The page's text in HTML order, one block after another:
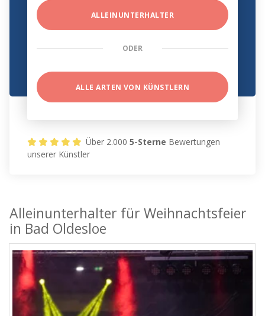
ALLEINUNTERHALTER
ODER
ALLE ARTEN VON KÜNSTLERN
Über 2.0005-Sterne Bewertungen
unserer Künstler
Alleinunterhalter für Weihnachtsfeier
in Bad Oldesloe